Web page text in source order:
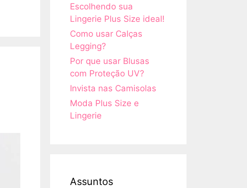
Escolhendo sua
Lingerie Plus Size ideal!
Como usar Calças
Legging?
Por que usar Blusas
com Proteção UV?
Invista nas Camisolas
Moda Plus Size e
Lingerie
Assuntos